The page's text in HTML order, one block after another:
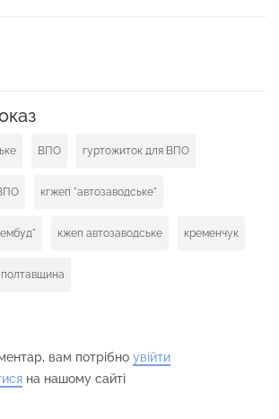
ВПО гуртожиток для ВПО
кгжеп "автозаводське"
кжеп автозаводське кременчук
полтавщина
вам потрібно увійти
на нашому сайті